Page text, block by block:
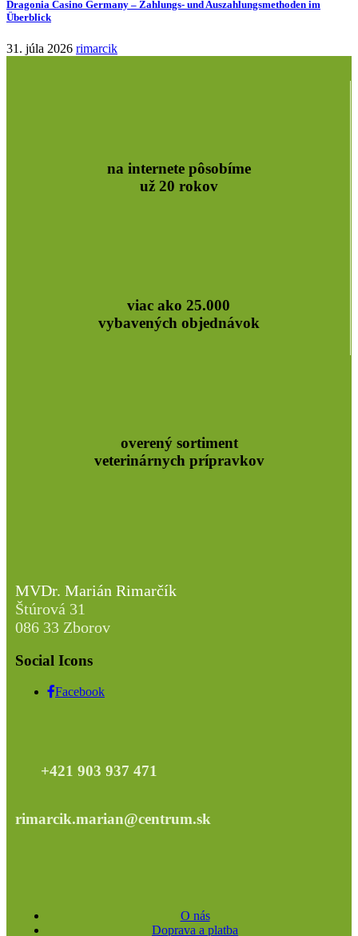
Dragonia Casino Germany – Zahlungs‑ und Auszahlungsmethoden im
Überblick
31. júla 2026 rimarcik
na internete pôsobíme
už 20 rokov
viac ako 25.000
vybavených objednávok
overený sortiment
veterinárnych prípravkov
MVDr. Marián Rimarčík
Štúrová 31
086 33 Zborov
Social Icons
Facebook
+421 903 937 471
rimarcik.marian@centrum.sk
O nás
Doprava a platba